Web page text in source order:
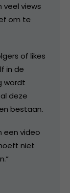
veel views
om te
of likes
in de
wordt
deze
bestaan.
een video
niet